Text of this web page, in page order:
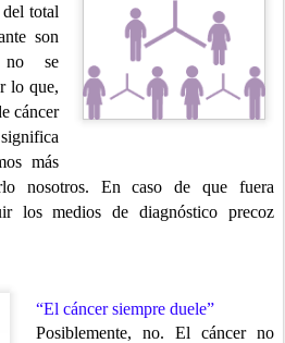
total
son
no se
lo que,
cáncer
más
nosotros. En caso de que fuera
los medios de diagnóstico precoz
“El cáncer siempre duele”
Posiblemente, no. El cáncer no